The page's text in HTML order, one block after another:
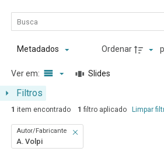
Lista de itens
Controle de ordenação
Filtros
Metadados Ordenar
Ver em: Slides
1 item encontrado 1 filtro aplicado Limpar
Autor/Fabricante
A. Volpi